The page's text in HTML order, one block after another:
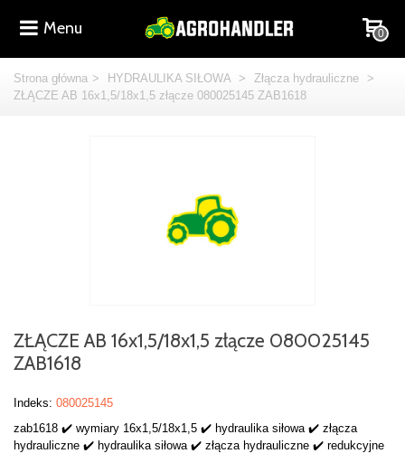
Menu 0
Strona główna > HYDRAULIKA SIŁOWA > Złącza hydrauliczne
>
ZŁĄCZE AB 16x1,5/18x1,5 złącze 080025145 ZAB1618
ZŁĄCZE AB 16x1,5/18x1,5 złącze 080025145
ZAB1618
Indeks: 080025145
zab1618 ✔️ wymiary 16x1,5/18x1,5 ✔️ hydraulika siłowa ✔️ złącza
hydrauliczne ✔️ hydraulika siłowa ✔️ złącza hydrauliczne ✔️ redukcyjne